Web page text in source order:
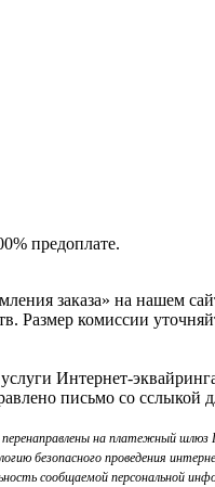
предоплате.
заказа» на нашем
Размер комиссии
Интернет-
письмо со сслыкой
на платежный
безопасного проведения
сообщаемой персональной